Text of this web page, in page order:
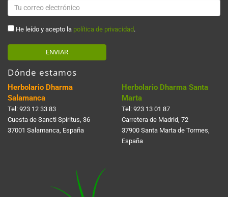
He leído y acepto la política de privacidad.
ENVIAR
Dónde estamos
Herbolario Dharma
Salamanca
Tel: 923 12 33 83
Cuesta de Sancti Spí­ritus, 36
37001 Salamanca, España
Herbolario Dharma Santa
Marta
Tel: 923 13 01 87
Carretera de Madrid, 72
37900 Santa Marta de Tormes,
España